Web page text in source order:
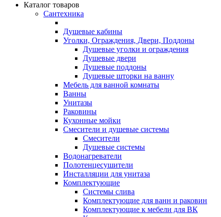
Каталог товаров
Сантехника
Душевые кабины
Уголки, Ограждения, Двери, Поддоны
Душевые уголки и ограждения
Душевые двери
Душевые поддоны
Душевые шторки на ванну
Мебель для ванной комнаты
Ванны
Унитазы
Раковины
Кухонные мойки
Смесители и душевые системы
Смесители
Душевые системы
Водонагреватели
Полотенцесушители
Инсталляции для унитаза
Комплектующие
Системы слива
Комплектующие для ванн и раковин
Комплектующие к мебели для ВК